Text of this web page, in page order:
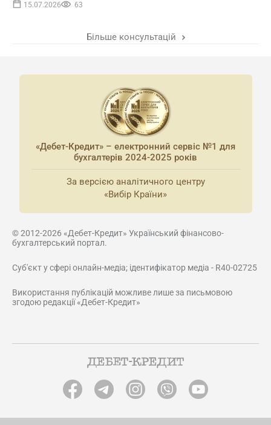
15.07.2026 63
Більше консультацій
«Дебет-Кредит» – електронний сервіс №1 для
бухгалтерів 2024-2025 років
За версією аналітичного центру
«Вибір Країни»
© 2012-2026 «Дебет-Кредит» Український фінансово-
бухгалтерський портал.
Суб'єкт у сфері онлайн-медіа; ідентифікатор медіа - R40-02725
Використання публікацій можливе лише за письмовою
згодою редакції «Дебет-Кредит»